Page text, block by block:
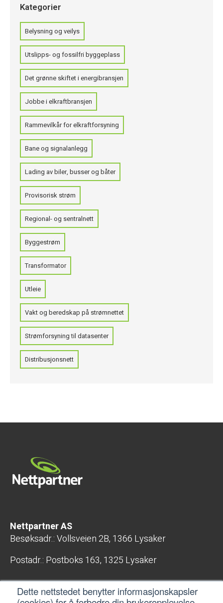
Dette nettstedet benytter informasjonskapsler
Kategorier
Belysning og veilys
Utslipps- og fossilfri byggeplass
Det grønne skiftet i energibransjen
Jobbe i elkraftbransjen
Rammevilkår for elkraftforsyning
Bane og signalanlegg
Lading av biler, busser og båter
Provisorisk strøm
Regional- og sentralnett
Byggestrøm
Transformator
Utleie
Vakt og beredskap på strømnettet
Strømforsyning til datasenter
Distribusjonsnett
Nettpartner AS
Besøksadr.: Vollsveien 2B, 1366 Lysaker
Postadr.: Postboks 163, 1325 Lysaker
E-post: post@nettpartner.no
Telefon: 400 04 800